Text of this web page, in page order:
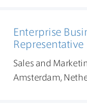
Enterprise
Representative
Sales and
Amsterdam,